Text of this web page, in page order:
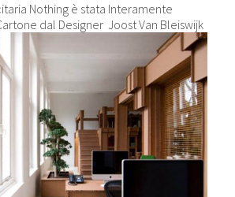
Nothing è stata Interamente
dal Designer Joost Van Bleiswijk